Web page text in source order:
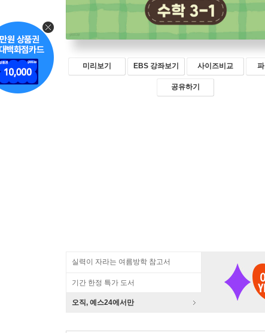
미리보기 EBS 강좌보기 사이즈비교
공유하기
실력이 자라는 여름방학 참고서
기간 한정 특가 도서
오직, 예스24에서만